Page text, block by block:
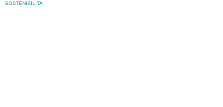
SOSTENIBILITA